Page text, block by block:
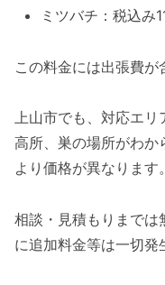
ミツバチ：税込み
この料金には出張費が
上山市でも、対応エリ
高所、巣の場所がわか
より価格が異なります。
相談・見積もりまでは
に追加料金等は一切発